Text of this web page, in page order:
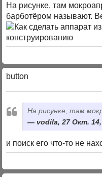
На рисунке, там
барботёром называют.
button
На рисунке, там
vodila, 27 Окт. 14,
и поиск его что-то не